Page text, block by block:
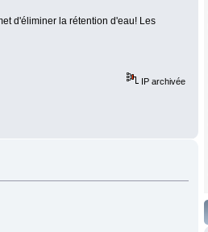
d'éliminer la rétention d'eau! Les
IP archivée